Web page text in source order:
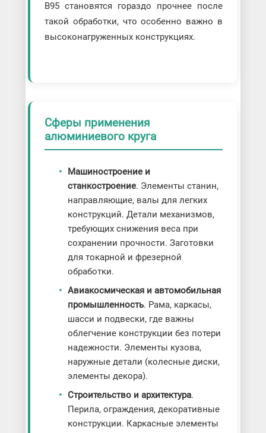
В95 становятся гораздо прочнее после
такой обработки, что особенно важно в
высоконагруженных конструкциях.
Сферы применения
алюминиевого круга
Машиностроение и
станкостроение. Элементы станин,
направляющие, валы для легких
конструкций. Детали механизмов,
требующих снижения веса при
сохранении прочности. Заготовки
для токарной и фрезерной
обработки.
Авиакосмическая и автомобильная
промышленность. Рама, каркасы,
шасси и подвески, где важны
облегчение конструкции без потери
надежности. Элементы кузова,
наружные детали (колесные диски,
элементы декора).
Строительство и архитектура.
Перила, ограждения, декоративные
конструкции. Каркасные элементы